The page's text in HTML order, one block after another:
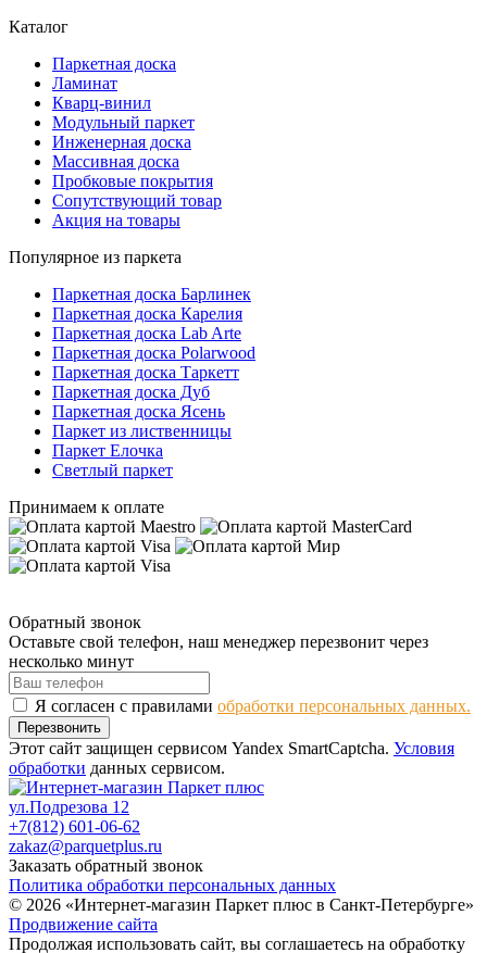
Каталог
Паркетная доска
Ламинат
Кварц-винил
Модульный паркет
Инженерная доска
Массивная доска
Пробковые покрытия
Сопутствующий товар
Акция на товары
Популярное из паркета
Паркетная доска Барлинек
Паркетная доска Карелия
Паркетная доска Lab Arte
Паркетная доска Polarwood
Паркетная доска Таркетт
Паркетная доска Дуб
Паркетная доска Ясень
Паркет из лиственницы
Паркет Елочка
Светлый паркет
Принимаем к оплате
Обратный звонок
Оставьте свой телефон, наш менеджер перезвонит через
несколько минут
Я согласен с правилами обработки персональных данных.
Перезвонить
Этот сайт защищен сервисом Yandex SmartCaptcha. Условия
обработки данных сервисом.
ул.Подрезова 12
+7(812) 601-06-62
zakaz@parquetplus.ru
Заказать обратный звонок
Политика обработки персональных данных
© 2026 «Интернет-магазин Паркет плюс в Санкт-Петербурге»
Продвижение сайта
Продолжая использовать сайт, вы соглашаетесь на обработку